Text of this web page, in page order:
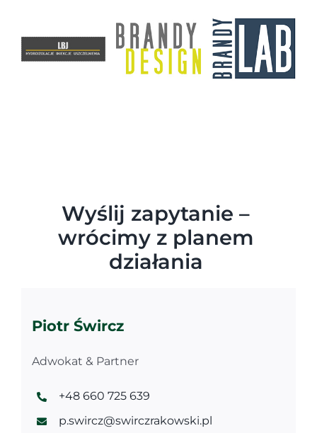
Wyślij zapytanie –
wrócimy z planem
działania
Piotr Śwircz
Adwokat & Partner
+48 660 725 639
p.swircz@swirczrakowski.pl